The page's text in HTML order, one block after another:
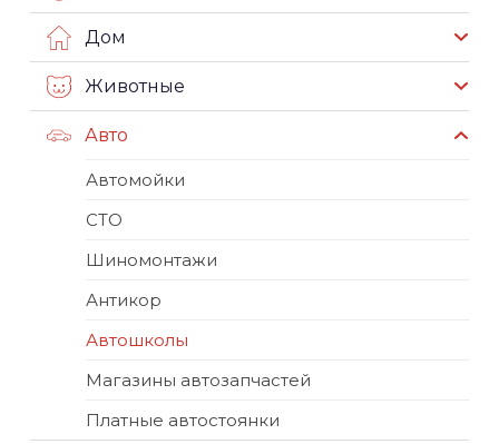
Дом
Животные
Авто
Автомойки
СТО
Шиномонтажи
Антикор
Автошколы
Магазины автозапчастей
Платные автостоянки